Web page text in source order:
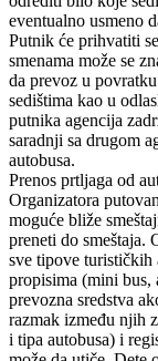
eventualno usmeno
Putnik će prihvatiti
smenama može se
da prevoz u
sedištima kao u
putnika agencija
saradnji sa drugom
autobusa.
Prenos prtljaga od
Organizatora
moguće bliže
preneti do smeštaja.
sve tipove turističkih
propisima (mini bus,
prevozna sredstva
razmak između njih
i tipa autobusa) i